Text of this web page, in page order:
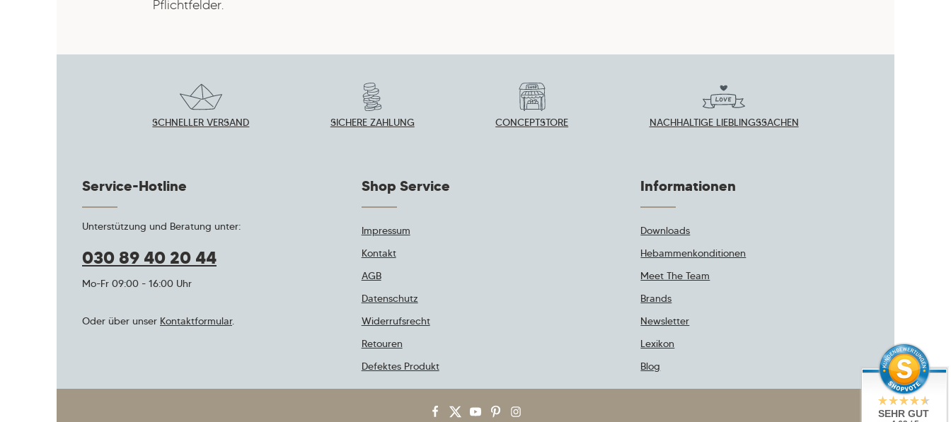
Pflichtfelder.
SCHNELLER VERSAND SICHERE ZAHLUNG CONCEPTSTORE NACHHALTIGE LIEBLINGSSACHEN
Service-Hotline
Unterstützung und Beratung unter:
030 89 40 20 44
Mo-Fr 09:00 - 16:00 Uhr
Oder über unser Kontaktformular.
Shop Service
Impressum
Kontakt
AGB
Datenschutz
Widerrufsrecht
Retouren
Defektes Produkt
Informationen
Downloads
Hebammenkonditionen
Meet The Team
Brands
Newsletter
Lexikon
Blog
SEHR GUT